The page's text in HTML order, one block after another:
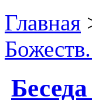
Главная